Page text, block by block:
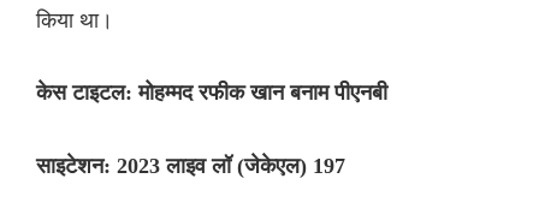
किया था।
केस टाइटल: मोहम्मद रफीक खान बनाम पीएनबी
साइटेशन: 2023 लाइव लॉ (जेकेएल) 197